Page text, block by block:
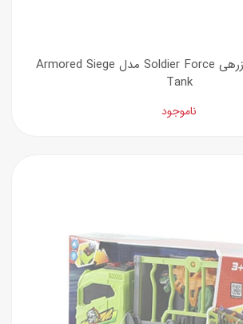
ست بازی تانک زرهی Soldier Force مدل Armored Siege
Tank
ناموجود